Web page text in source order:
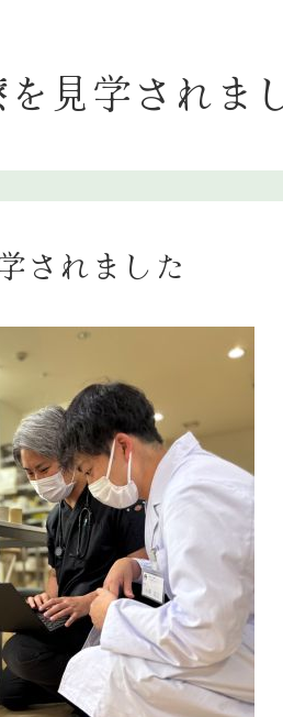
見学されま
されました